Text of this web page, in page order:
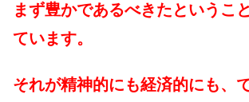
まず豊かであるべきたというこ
ています。
それが精神的にも経済的にも、で